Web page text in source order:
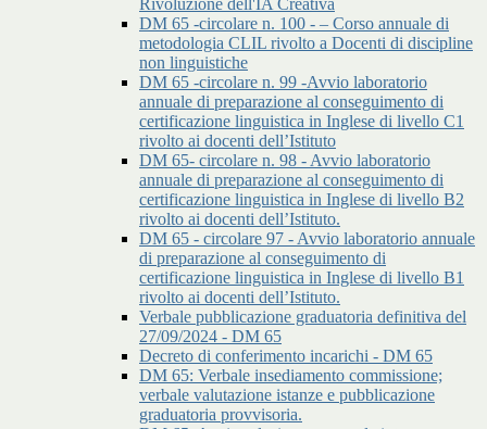
Rivoluzione dell'IA Creativa
DM 65 -circolare n. 100 - – Corso annuale di
metodologia CLIL rivolto a Docenti di discipline
non linguistiche
DM 65 -circolare n. 99 -Avvio laboratorio
annuale di preparazione al conseguimento di
certificazione linguistica in Inglese di livello C1
rivolto ai docenti dell’Istituto
DM 65- circolare n. 98 - Avvio laboratorio
annuale di preparazione al conseguimento di
certificazione linguistica in Inglese di livello B2
rivolto ai docenti dell’Istituto.
DM 65 - circolare 97 - Avvio laboratorio annuale
di preparazione al conseguimento di
certificazione linguistica in Inglese di livello B1
rivolto ai docenti dell’Istituto.
Verbale pubblicazione graduatoria definitiva del
27/09/2024 - DM 65
Decreto di conferimento incarichi - DM 65
DM 65: Verbale insediamento commissione;
verbale valutazione istanze e pubblicazione
graduatoria provvisoria.